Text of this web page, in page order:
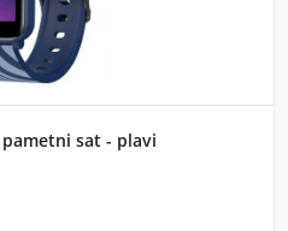
pametni sat - plavi